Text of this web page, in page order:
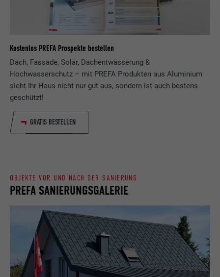
Kostenlos PREFA Prospekte bestellen
Dach, Fassade, Solar, Dachentwässerung &
Hochwasserschutz – mit PREFA Produkten aus Aluminium
sieht Ihr Haus nicht nur gut aus, sondern ist auch bestens
geschützt!
GRATIS BESTELLEN
PREFA SANIERUNGSGALERIE
OBJEKTE VOR UND NACH DER SANIERUNG
Besucher die Website nutzt, zu generieren.
Name _gaexp
Anbieter Google Optimize
Laufzeit 90 Tage
Zweck
Wird testweise gesetzt, um zu prüfen, ob
der Browser das Setzen von Cookies
erlaubt. Enthält keine
ads.linkedin.com
Speichert die vom Benutzer ausgewählte
Sprach version einer Webseite.
Name
uns"-Fenster enthält.
bcookie
Anbieter LinkedIn
Laufzeit 2 Jahre